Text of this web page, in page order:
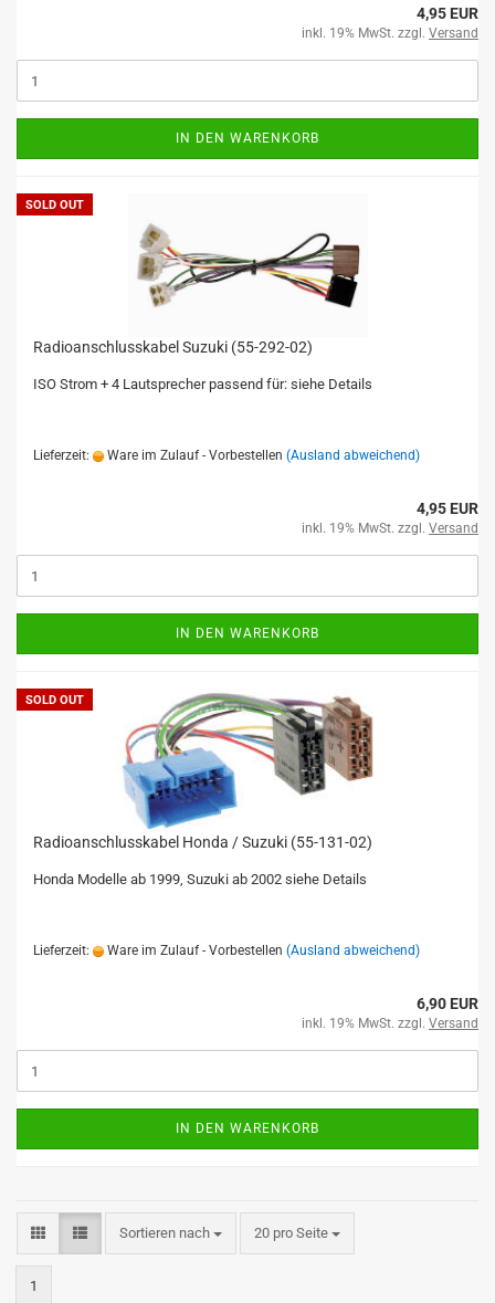
4,95 EUR
inkl. 19% MwSt. zzgl. Versand
IN DEN WARENKORB
SOLD OUT
Radioanschlusskabel Suzuki (55-292-02)
ISO Strom + 4 Lautsprecher passend für: siehe Details
Lieferzeit: Ware im Zulauf - Vorbestellen (Ausland abweichend)
4,95 EUR
inkl. 19% MwSt. zzgl. Versand
IN DEN WARENKORB
SOLD OUT
Radioanschlusskabel Honda / Suzuki (55-131-02)
Honda Modelle ab 1999, Suzuki ab 2002 siehe Details
Lieferzeit: Ware im Zulauf - Vorbestellen (Ausland abweichend)
6,90 EUR
inkl. 19% MwSt. zzgl. Versand
IN DEN WARENKORB
Sortieren nach 20 pro Seite
1